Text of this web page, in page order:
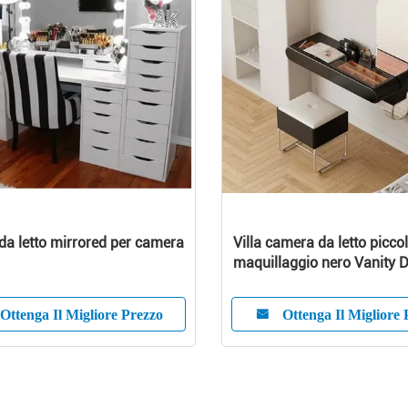
da letto Legno Hollywood
E Vanità Tavolo Da
Ottenga Il Migliore Prezzo
CE certificato ragazze
scrivania vestiario mobili
Ottenga Il Migliore